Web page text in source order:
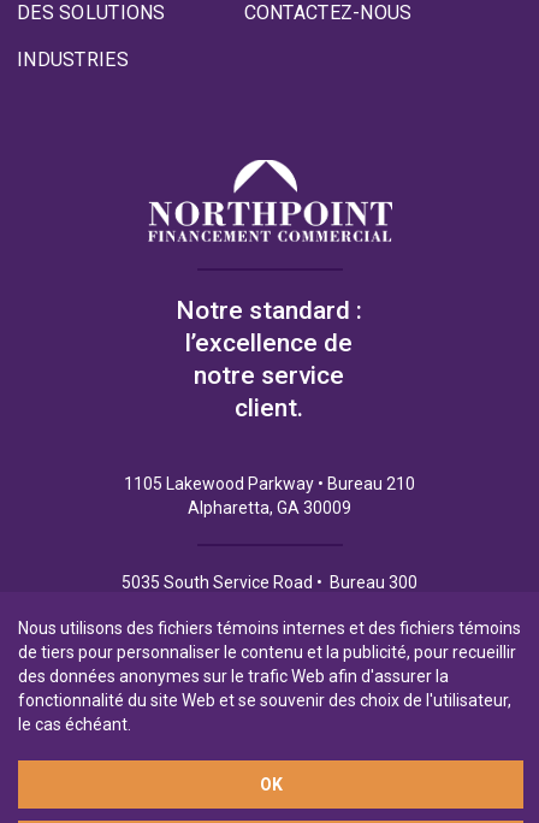
DES SOLUTIONS
INDUSTRIES
CONTACTEZ-NOUS
Notre standard :
l’excellence de
notre service
client.
1105 Lakewood Parkway • Bureau 210
Alpharetta, GA 30009
5035 South Service Road • Bureau 300
Politique de Confidentialité
Filiale en propriété exclusive de la Banque Laurentienne
Nous utilisons des fichiers témoins internes et des fichiers témoins
de tiers pour personnaliser le contenu et la publicité, pour recueillir
des données anonymes sur le trafic Web afin d'assurer la
fonctionnalité du site Web et se souvenir des choix de l'utilisateur,
le cas échéant.
OK